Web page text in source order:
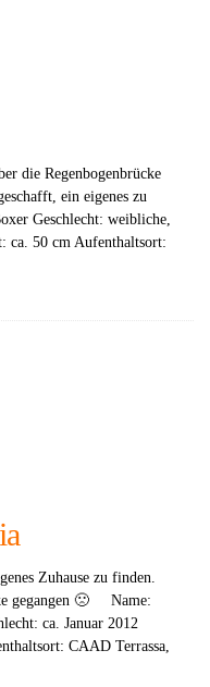
die Regenbogenbrücke
ein eigenes zu
Geschlecht: weibliche,
ca. 50 cm Aufenthaltsort:
Zuhause zu finden.
gegangen 🙁 Name:
ca. Januar 2012
CAAD Terrassa,